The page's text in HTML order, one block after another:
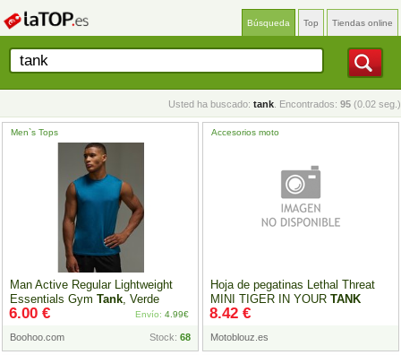
Búsqueda Top Tiendas online
Usted ha buscado: tank . Encontrados: 95 (0.02 seg.)
Man Active Regular Lightweight
Essentials Gym Tank, Verde
Men`s Tops
Boohoo.com Stock: 68
6.00 € Envío: 4.99€
Hoja de pegatinas Lethal Threat
MINI TIGER IN YOUR TANK
60x80mm
Accesorios moto
Motoblouz.es
8.42 €